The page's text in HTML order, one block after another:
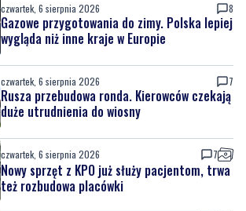
czwartek, 6 sierpnia 2026 8
Gazowe przygotowania do zimy. Polska lepiej
wygląda niż inne kraje w Europie
czwartek, 6 sierpnia 2026 7
Rusza przebudowa ronda. Kierowców czekają
duże utrudnienia do wiosny
czwartek, 6 sierpnia 2026 7
Nowy sprzęt z KPO już służy pacjentom, trwa
też rozbudowa placówki